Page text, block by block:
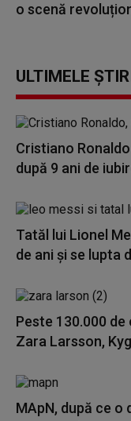
o scenă
ULTIMELE
Cristiano
după 9 ani de
Tatăl lui Lionel
de ani și se lupta
Peste 130.000 de
Zara Larsson,
MApN, după ce o